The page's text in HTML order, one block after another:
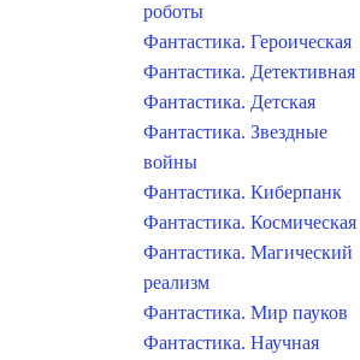
роботы
Фантастика. Героическая
Фантастика. Детективная
Фантастика. Детская
Фантастика. Звездные
войны
Фантастика. Киберпанк
Фантастика. Космическая
Фантастика. Магический
реализм
Фантастика. Мир пауков
Фантастика. Научная